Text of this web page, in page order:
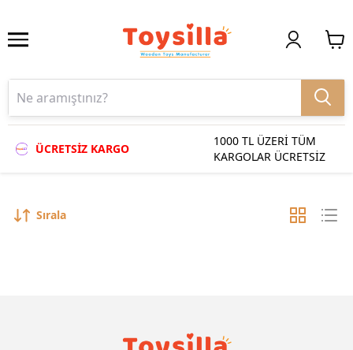
ÜCRETSİZ KARGO
1000 TL ÜZERİ TÜM
KARGOLAR ÜCRETSİZ
Sırala